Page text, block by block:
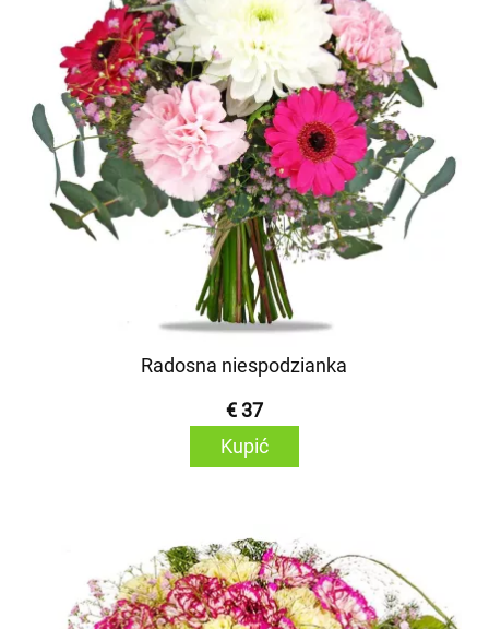
Radosna niespodzianka
€ 37
Kupić